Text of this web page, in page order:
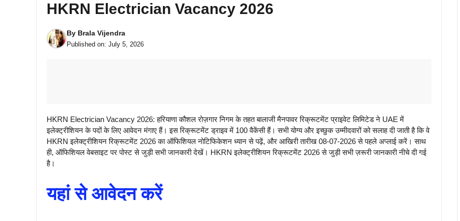
HKRN Electrician Vacancy 2026
By Brala Vijendra
Published on: July 5, 2026
HKRN Electrician Vacancy 2026: हरियाणा कौशल रोज़गार निगम के तहत बालाजी मैनपावर रिक्रूटमेंट प्राइवेट लिमिटेड ने UAE में
इलेक्ट्रीशियन के पदों के लिए आवेदन मंगाए हैं। इस रिक्रूटमेंट ड्राइव में 100 वैकेंसी हैं। सभी योग्य और इच्छुक उम्मीदवारों को सलाह दी जाती है कि वे
HKRN इलेक्ट्रीशियन रिक्रूटमेंट 2026 का ऑफिशियल नोटिफिकेशन ध्यान से पढ़ें, और आखिरी तारीख 08-07-2026 से पहले अप्लाई करें। साथ
ही, ऑफिशियल वेबसाइट पर पोस्ट से जुड़ी सभी जानकारी देखें। HKRN इलेक्ट्रीशियन रिक्रूटमेंट 2026 से जुड़ी सभी ज़रूरी जानकारी नीचे दी गई
है।
यहां से आवेदन करें